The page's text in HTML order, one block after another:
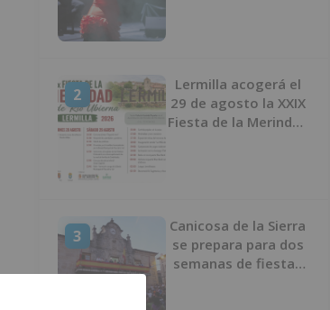
2
Lermilla acogerá el
29 de agosto la XXIX
Fiesta de la Merindad
3
Canicosa de la Sierra
se prepara para dos
semanas de fiestas